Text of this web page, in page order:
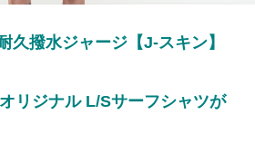
久撥水ジャージ【J-スキン】
オリジナル L/Sサーフシャツが